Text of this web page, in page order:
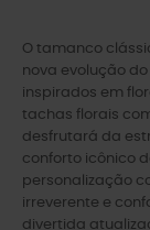
O tamanco
nova evolução
inspirados em
tachas florais
desfrutará da
conforto icônico
personalização
irreverente e
divertida